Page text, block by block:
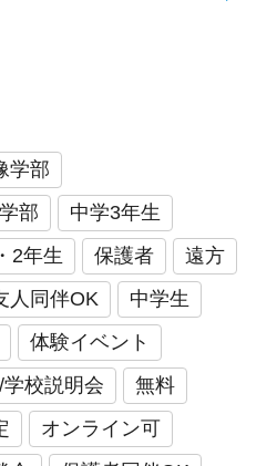
学部
部
中学3年生
2年生 保護者
遠方
人同伴OK
中学生
体験イベント
校説明会
無料
オンライン可